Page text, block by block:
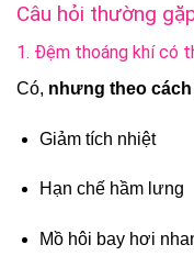
Câu hỏi thường
1. Đệm thoáng khí có
Có, nhưng theo
Giảm tích nhiệt
Hạn chế hầm lưng
Mồ hôi bay hơi